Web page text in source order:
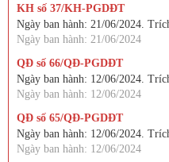
KH số 37/KH-PGDĐT
Ngày ban hành: 21/06/2024.
Ngày ban hành: 21/06/2024
QĐ số 66/QĐ-PGDĐT
Ngày ban hành: 12/06/2024.
Ngày ban hành: 12/06/2024
QĐ số 65/QĐ-PGDĐT
Ngày ban hành: 12/06/2024.
Ngày ban hành: 12/06/2024